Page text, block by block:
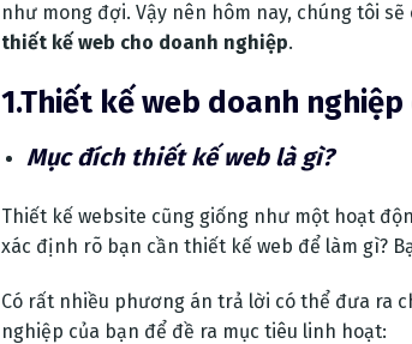
như mong đợi. Vậy nên hôm nay, chúng tôi
thiết kế web cho doanh nghiệp.
1.Thiết kế web doanh
Mục đích thiết kế web là gì?
Thiết kế website cũng giống như một hoạt
xác định rõ bạn cần thiết kế web để làm gì?
Có rất nhiều phương án trả lời có thể đưa ra
nghiệp của bạn để đề ra mục tiêu linh hoạt: